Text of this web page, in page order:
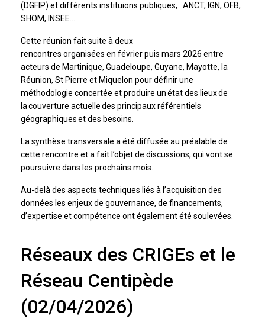
(DGFIP) et différents instituions publiques, : ANCT, IGN, OFB,
SHOM, INSEE…
Cette réunion fait suite à deux
rencontres organisées en février puis mars 2026 entre
acteurs de Martinique, Guadeloupe, Guyane, Mayotte, la
Réunion, St Pierre et Miquelon pour définir une
méthodologie concertée et produire un état des lieux de
la couverture actuelle des principaux référentiels
géographiques et des besoins.
La synthèse transversale a été diffusée au préalable de
cette rencontre et a fait l’objet de discussions, qui vont se
poursuivre dans les prochains mois.
Au-delà des aspects techniques liés à l’acquisition des
données les enjeux de gouvernance, de financements,
d’expertise et compétence ont également été soulevées.
Réseaux des CRIGEs et le
Réseau Centipède
(02/04/2026)